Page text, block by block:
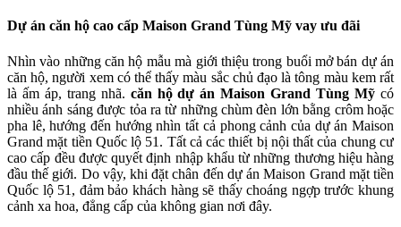
Dự án căn hộ cao cấp Maison Grand Tùng Mỹ vay ưu đãi
Nhìn vào những căn hộ mẫu mà giới thiệu trong buổi mở bán dự án
căn hộ, người xem có thể thấy màu sắc chủ đạo là tông màu kem rất
là ấm áp, trang nhã. căn hộ dự án Maison Grand Tùng Mỹ có
nhiều ánh sáng được tỏa ra từ những chùm đèn lớn bằng crôm hoặc
pha lê, hướng đến hướng nhìn tất cả phong cảnh của dự án Maison
Grand mặt tiền Quốc lộ 51. Tất cả các thiết bị nội thất của chung cư
cao cấp đều được quyết định nhập khẩu từ những thương hiệu hàng
đầu thế giới. Do vậy, khi đặt chân đến dự án Maison Grand mặt tiền
Quốc lộ 51, đảm bảo khách hàng sẽ thấy choáng ngợp trước khung
cảnh xa hoa, đẳng cấp của không gian nơi đây.